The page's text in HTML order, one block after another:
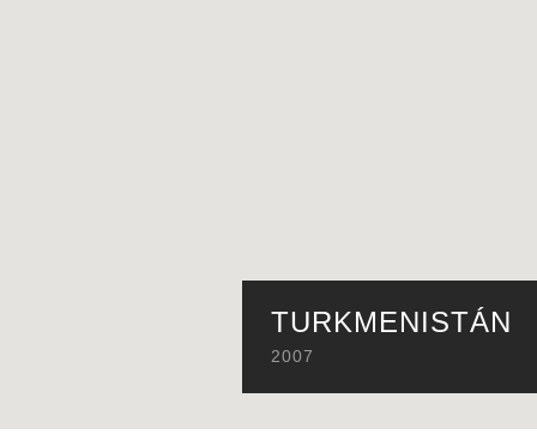
TURKMENISTÁN
2007